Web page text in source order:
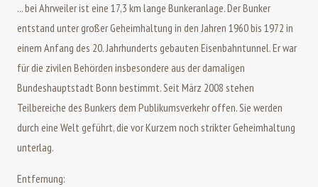
... bei Ahrweiler ist eine 17,3 km lange Bunkeranlage. Der Bunker
entstand unter großer Geheimhaltung in den Jahren 1960 bis 1972 in
einem Anfang des 20. Jahrhunderts gebauten Eisenbahntunnel. Er war
für die zivilen Behörden insbesondere aus der damaligen
Bundeshauptstadt Bonn bestimmt. Seit März 2008 stehen
Teilbereiche des Bunkers dem Publikumsverkehr offen. Sie werden
durch eine Welt geführt, die vor Kurzem noch strikter Geheimhaltung
unterlag.
Entfernung: